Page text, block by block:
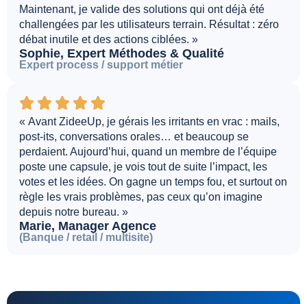
Maintenant, je valide des solutions qui ont déjà été
challengées par les utilisateurs terrain. Résultat : zéro
débat inutile et des actions ciblées. »
Sophie, Expert Méthodes & Qualité
Expert process / support métier
« Avant ZideeUp, je gérais les irritants en vrac : mails,
post-its, conversations orales… et beaucoup se
perdaient. Aujourd’hui, quand un membre de l’équipe
poste une capsule, je vois tout de suite l’impact, les
votes et les idées. On gagne un temps fou, et surtout on
règle les vrais problèmes, pas ceux qu’on imagine
depuis notre bureau. »
Marie, Manager Agence
(Banque / retail / multisite)